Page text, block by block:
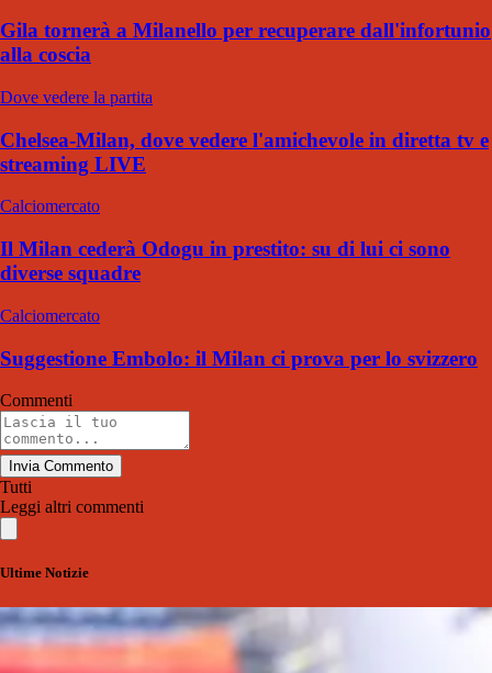
Gila tornerà a Milanello per recuperare dall'infortunio
alla coscia
Dove vedere la partita
Chelsea-Milan, dove vedere l'amichevole in diretta tv e
streaming LIVE
Calciomercato
Il Milan cederà Odogu in prestito: su di lui ci sono
diverse squadre
Calciomercato
Suggestione Embolo: il Milan ci prova per lo svizzero
Commenti
Invia Commento
Tutti
Leggi altri commenti
Ultime Notizie